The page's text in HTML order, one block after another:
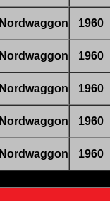
Nordwaggon 1960
Nordwaggon 1960
Nordwaggon 1960
Nordwaggon 1960
Nordwaggon 1960